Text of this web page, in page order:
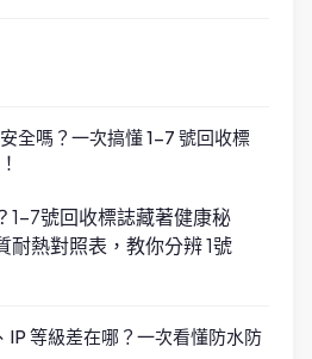
全嗎？一次搞懂 1-7 號回收標
1-7號回收標誌藏著健康秘
耐熱對照表，教你分辨 1號
IP 等級差在哪？一次看懂防水防